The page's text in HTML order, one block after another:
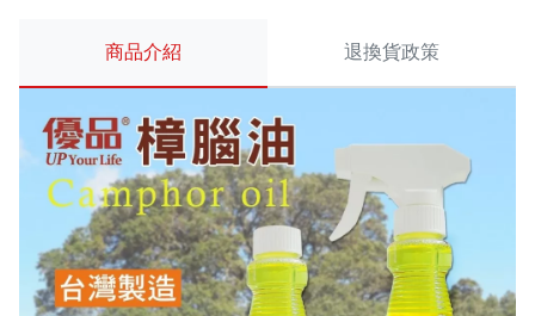
商品介紹 退換貨政策